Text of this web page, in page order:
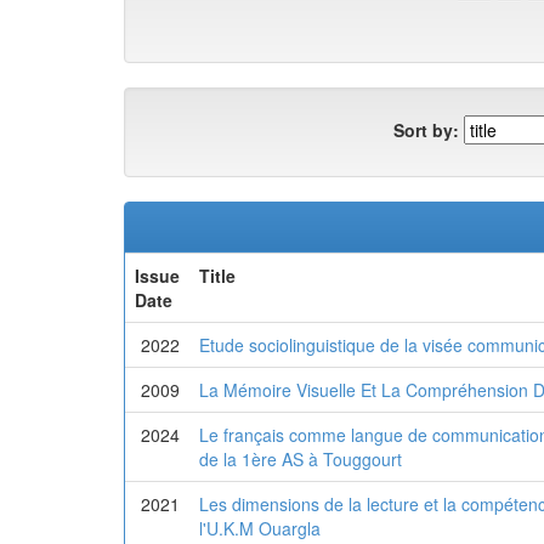
Sort by:
Issue
Date
Title
2022 Etude sociolinguistique de la visée
2009
La Mémoire Visuelle Et La Compréhension
2024
Le français comme langue de
de la 1ère AS à Touggourt
2021
Les dimensions de la lecture et la
l'U.K.M Ouargla